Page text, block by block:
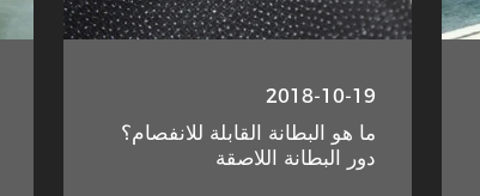
2018-10-19
ما هو البطانة القابلة للانفصام؟
دور البطانة اللاصقة